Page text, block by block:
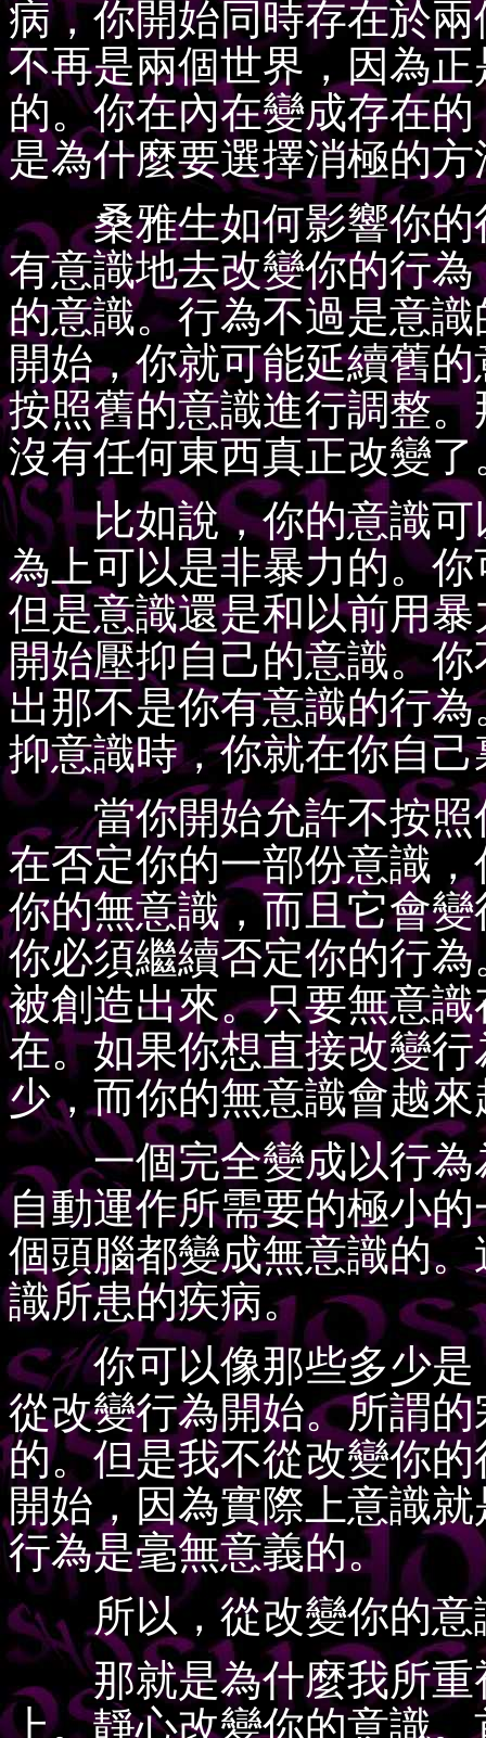
病，你開始同時存在於
不再是兩個世界，因為
的。你在內在變成存在
是為什麼要選擇消極的方
桑雅生如何影響你的
有意識地去改變你的行
的意識。行為不過是意
開始，你就可能延續舊
按照舊的意識進行調整
沒有任何東西真正改變了
比如說，你的意識可
為上可以是非暴力的。
但是意識還是和以前用
開始壓抑自己的意識。
出那不是你有意識的行
抑意識時，你就在你自
當你開始允許不按照
在否定你的一部份意識
你的無意識，而且它會
你必須繼續否定你的行
被創造出來。只要無意
在。如果你想直接改變
少，而你的無意識會越來
一個完全變成以行為
自動運作所需要的極小
個頭腦都變成無意識的
識所患的疾病。
你可以像那些多少是
從改變行為開始。所謂
的。但是我不從改變你
開始，因為實際上意識
行為是毫無意義的。
所以，從改變你的意
那就是為什麼我所重
上。靜心改變你的意識